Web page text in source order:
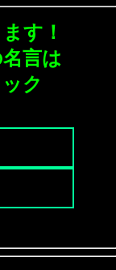
す！
言は
ク